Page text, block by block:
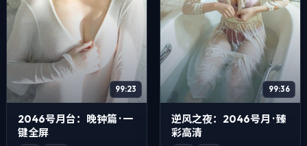
99:23
2046号月台：晚钟篇 · 一
键全屏
99:36
逆风之夜：2046号月 · 臻
彩高清